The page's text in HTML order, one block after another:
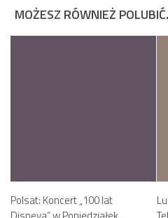
MOŻESZ RÓWNIEŻ
Polsat: Koncert „100 lat